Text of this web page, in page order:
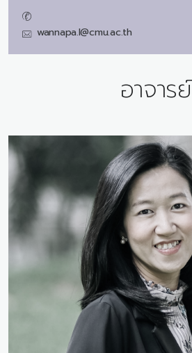
wannapa.l@cmu.ac.th
อาจารย์